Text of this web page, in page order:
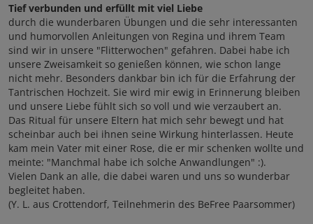
Tief verbunden und erfüllt mit viel Liebe
durch die wunderbaren Übungen und die sehr interessanten
und humorvollen Anleitungen von Regina und ihrem Team
sind wir in unsere "Flitterwochen" gefahren. Dabei habe ich
unsere Zweisamkeit so genießen können, wie schon lange
nicht mehr. Besonders dankbar bin ich für die Erfahrung der
Tantrischen Hochzeit. Sie wird mir ewig in Erinnerung bleiben
und unsere Liebe fühlt sich so voll und wie verzaubert an.
Das Ritual für unsere Eltern hat mich sehr bewegt und hat
scheinbar auch bei ihnen seine Wirkung hinterlassen. Heute
kam mein Vater mit einer Rose, die er mir schenken wollte und
meinte: "Manchmal habe ich solche Anwandlungen" :).
Vielen Dank an alle, die dabei waren und uns so wunderbar
begleitet haben.
(Y. L. aus Crottendorf, Teilnehmerin des BeFree Paarsommer)